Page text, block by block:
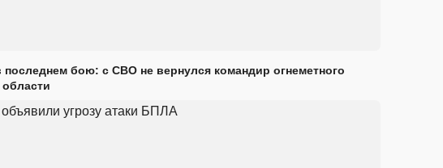
бою: с СВО не вернулся командир огнеметного